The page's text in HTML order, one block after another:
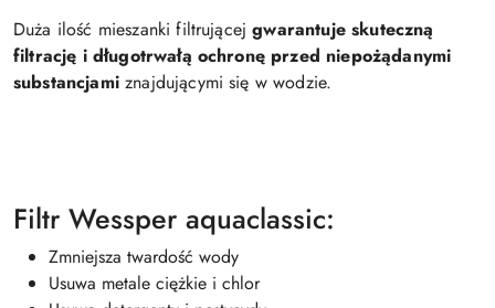
Duża ilość mieszanki filtrującejgwarantuje skuteczną
filtrację i długotrwałą ochronę przed niepożądanymi
substancjamiznajdującymi się w wodzie.
Filtr Wessper aquaclassic:
Zmniejsza twardość wody
Usuwa metale ciężkie i chlor